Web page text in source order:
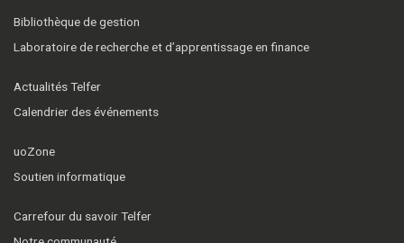
Bibliothèque de gestion
Laboratoire de recherche et d’apprentissage en finance
Actualités Telfer
Calendrier des événements
uoZone
Soutien informatique
Carrefour du savoir Telfer